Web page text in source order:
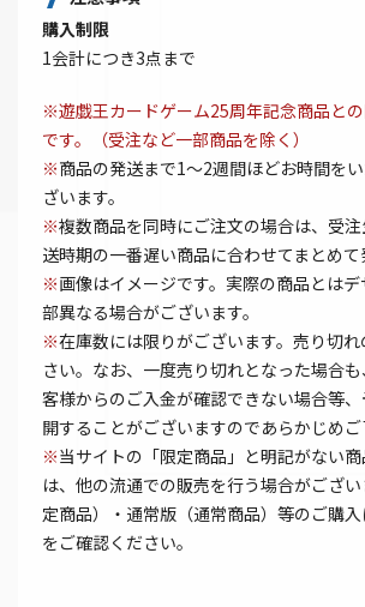
購入制限
1会計につき3点まで
※遊戯王カードゲーム25周年記念商品と
です。（受注など一部商品を除く）
※商品の発送まで1～2週間ほどお時間を
ざいます。
※複数商品を同時にご注文の場合は、受
送時期の一番遅い商品に合わせてまとめて
※画像はイメージです。実際の商品とは
部異なる場合がございます。
※在庫数には限りがございます。売り切
さい。なお、一度売り切れとなった場合
客様からのご入金が確認できない場合等
開することがございますのであらかじめご
※当サイトの「限定商品」と明記がない
は、他の流通での販売を行う場合がござ
定商品）・通常版（通常商品）等のご購
をご確認ください。